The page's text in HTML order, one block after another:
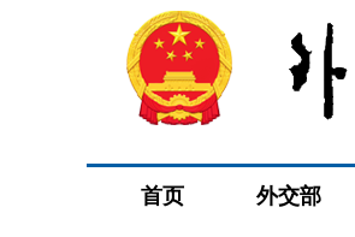
首页 外交部